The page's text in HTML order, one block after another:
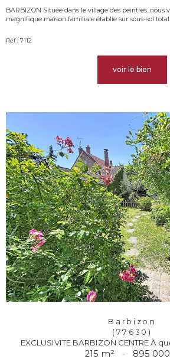
BARBIZON Située dans le village des peintres, nous
magnifique maison familiale établie sur sous-sol total
Réf : 7112
voir le bien
Barbizon
(77630)
EXCLUSIVITE BARBIZON CENTRE À
215 m² - 895